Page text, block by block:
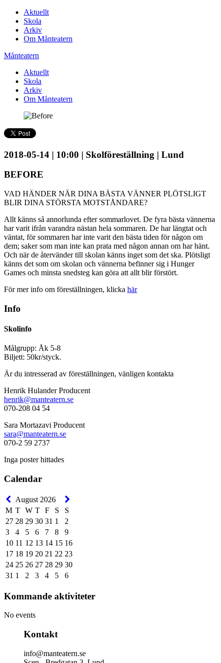
Aktuellt
Skola
Arkiv
Om Månteatern
Månteatern
Aktuellt
Skola
Arkiv
Om Månteatern
2018-05-14 | 10:00 | Skolföreställning | Lund
BEFORE
VAD HÄNDER NÄR DINA BÄSTA VÄNNER PLÖTSLIGT
BLIR DINA STÖRSTA MOTSTÅNDARE?
Allt känns så annorlunda efter sommarlovet. De fyra bästa vännerna
har varit ifrån varandra nästan hela sommaren. De har längtat och
väntat, för sommaren har inte varit den bästa tiden för någon om
dem; saker som man inte kan prata med någon annan om har hänt.
Och när de återvänder till skolan känns inget som det ska. Plötsligt
känns det som om skolan och vännerna befinner sig i Hunger
Games och minsta snedsteg kan göra att allt blir förstört.
För mer info om föreställningen, klicka här
Info
Skolinfo
Målgrupp: Åk 5-8
Biljett: 50kr/styck.
Är du intresserad av föreställningen, vänligen kontakta
Henrik Hulander Producent
henrik@manteatern.se
070-208 04 54
Sara Mortazavi Producent
sara@manteatern.se
070-2 59 2737
Inga poster hittades
Calendar
August 2026
M T W T F S
S
27 28 29 30 31 1
2
3
4 5 6 7 8
9
10 11 12 13 14 15 16
17 18 19 20 21 22 23
24 25 26 27 28 29 30
31 1 2 3 4 5 6
Kommande aktiviteter
No events
Kontakt
info@manteatern.se